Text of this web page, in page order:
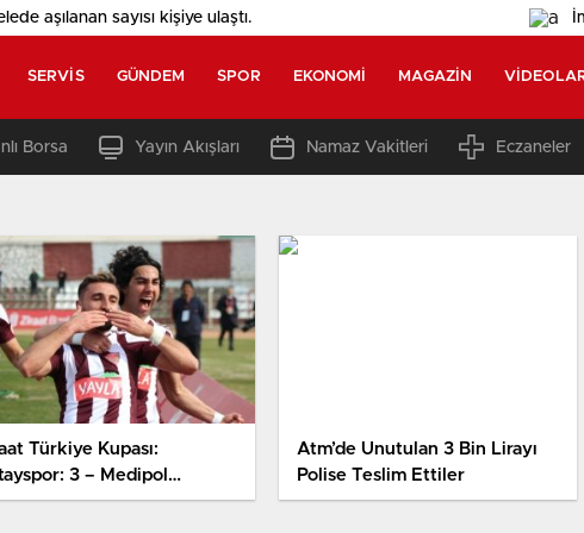
aşılanan sayısı kişiye ulaştı.
SERVIS GÜNDEM SPOR EKONOMI MAGAZIN
Borsa Yayın Akışları Namaz Vakitleri Eczaneler
Türkiye Kupası:
3 – Medipol
1 (İlk Yarı)
Atm’de Unutulan 3 Bin Lirayı
Polise Teslim Ettiler